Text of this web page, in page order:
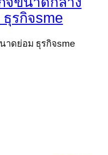
รกิจsme
าดย่อม ธุรกิจsme